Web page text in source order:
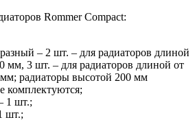
Rommer Compact:
– 2 шт. – для радиаторов длиной
мм, 3 шт. – для радиаторов длиной от
радиаторы высотой 200 мм
комплектуются;
1 шт.;
шт.;